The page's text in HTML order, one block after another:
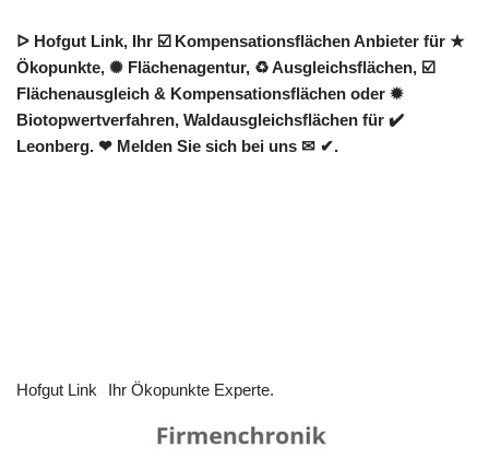
ᐅ Hofgut Link, Ihr ☑️ Kompensationsflächen Anbieter für ★
Ökopunkte, ✺ Flächenagentur, ♻ Ausgleichsflächen, ☑️
Flächenausgleich & Kompensationsflächen oder ✹
Biotopwertverfahren, Waldausgleichsflächen für ✔️
Leonberg. ❤ Melden Sie sich bei uns ✉ ✔.
Hofgut Link Ihr Ökopunkte Experte.